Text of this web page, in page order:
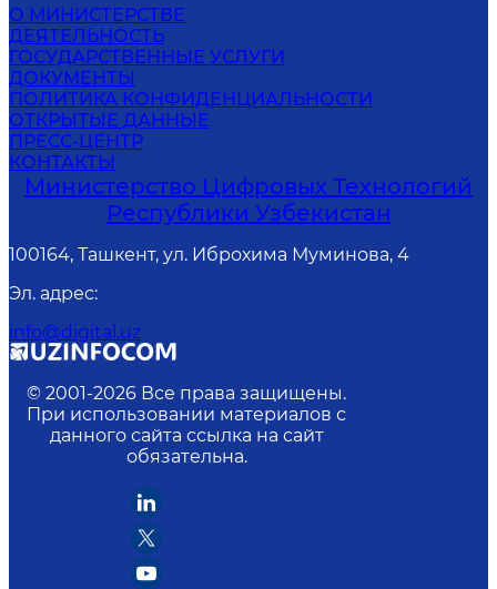
О МИНИСТЕРСТВЕ
ДЕЯТЕЛЬНОСТЬ
ГОСУДАРСТВЕННЫЕ УСЛУГИ
ДОКУМЕНТЫ
ПОЛИТИКА КОНФИДЕНЦИАЛЬНОСТИ
ОТКРЫТЫЕ ДАННЫЕ
ПРЕСС-ЦЕНТР
КОНТАКТЫ
Министерство Цифровых Технологий
Республики Узбекистан
100164, Ташкент, ул. Иброхима Муминова, 4
Эл. адрес:
info@digital.uz
© 2001-2026 Все права защищены.
При использовании материалов с
данного сайта ссылка на сайт
обязательна.